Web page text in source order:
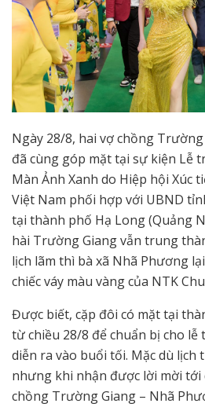
Ngày 28/8, hai vợ chồng
đã cùng góp mặt tại sự kiện Lễ
Màn Ảnh Xanh do Hiệp hội Xúc
Việt Nam phối hợp với UBND
tại thành phố Hạ Long (Quảng
hài Trường Giang vẫn trung
lịch lãm thì bà xã Nhã Phương
chiếc váy màu vàng của NTK
Được biết, cặp đôi có mặt tại
từ chiều 28/8 để chuẩn bị cho
diễn ra vào buổi tối. Mặc dù lịch
nhưng khi nhận được lời mời tới
chồng Trường Giang – Nhã